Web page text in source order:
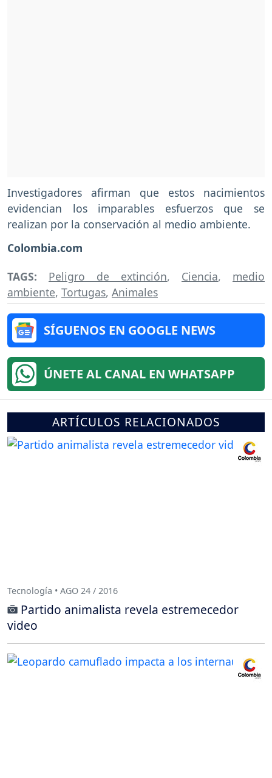
Investigadores afirman que estos nacimientos
evidencian los imparables esfuerzos que se
realizan por la conservación al medio ambiente.
Colombia.com
TAGS: Peligro de extinción, Ciencia, medio
ambiente, Tortugas, Animales
SÍGUENOS EN GOOGLE NEWS
ÚNETE AL CANAL EN WHATSAPP
ARTÍCULOS RELACIONADOS
Tecnología • AGO 24 / 2016
Partido animalista revela estremecedor
video